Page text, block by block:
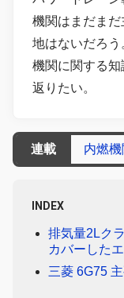
機関はまだま
地はないだろ
機関に関する知
返りたい。
連載 内燃
INDEX
排気量2Lク
カバーした
三菱 6G75